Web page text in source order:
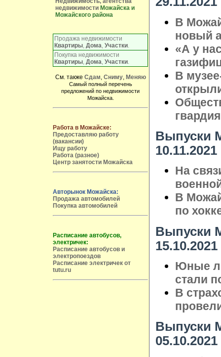
недвижимости Можайска и
Можайского района
Продажа недвижимости
Квартиры, Дома, Участки.
Покупка недвижимости
Квартиры, Дома, Участки.
См. также Сдам, Сниму, Меняю
Самый полный перечень
предложений по недвижимости
Можайска.
Работа в Можайске:
Предоставляю работу
(вакансии)
Ищу работу
Работа (разное)
Центр занятости Можайска
Авторынок Можайска:
Продажа автомобилей
Покупка автомобилей
Расписание автобусов,
электричек:
Расписание автобусов и
электропоездов
Расписание электричек от
tutu.ru
В
новый
«А у
В
Выпуски
10.11.2021
На
В
по
Выпуски
15.10.2021
Юные
стали
В
Выпуски
05.10.2021